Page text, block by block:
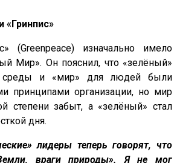
«Гринпис»
(Greenpeace) изначально имело
Мир». Он пояснил, что «зелёный»
среды и «мир» для людей были
принципами организации, но мир
степени забыт, а «зелёный» стал
дня.
лидеры теперь говорят, что
враги природы». Я не мог